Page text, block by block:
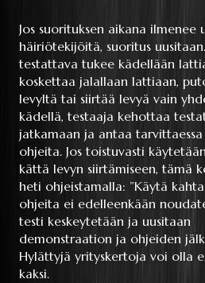
Jos suorituksen aikana ilmenee
häiriötekijöitä, suoritus
testattava tukee kädellään
koskettaa jalallaan lattiaan,
levyltä tai siirtää levyä vain
kädellä, testaaja kehottaa
jatkamaan ja antaa tarvittaessa
ohjeita. Jos toistuvasti
kättä levyn siirtämiseen, tämä
heti ohjeistamalla: ”Käytä kahta
ohjeita ei edelleenkään
testi keskeytetään ja uusitaan
demonstraation ja ohjeiden
Hylättyjä yrityskertoja voi olla
kaksi.